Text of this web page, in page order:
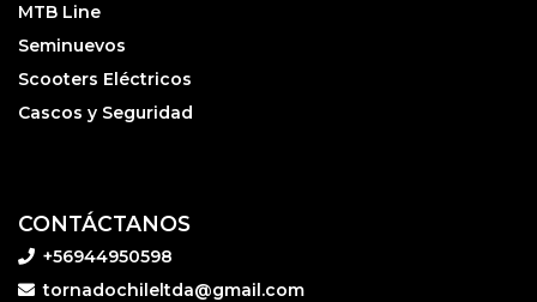
MTB Line
Seminuevos
Scooters Eléctricos
Cascos y Seguridad
CONTÁCTANOS
+56944950598
tornadochileltda@gmail.com